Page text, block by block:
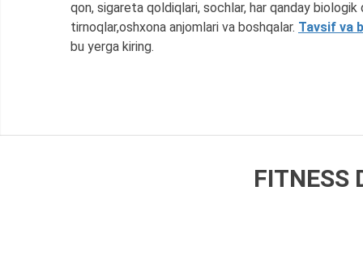
qon, sigareta qoldiqlari, sochlar, har qanday biologik
tirnoqlar,oshxona anjomlari va boshqalar. Tavsif va
bu yerga kiring.